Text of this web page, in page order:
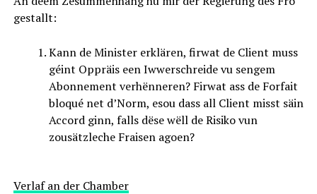
gestallt:
Kann de Minister erklären, firwat de Client muss
géint Oppräis een Iwwerschreide vu sengem
Abonnement verhënneren? Firwat ass de Forfait
bloqué net d’Norm, esou dass all Client misst säin
Accord ginn, falls dëse wëll de Risiko vun
zousätzleche Fraisen agoen?
Verlaf an der Chamber